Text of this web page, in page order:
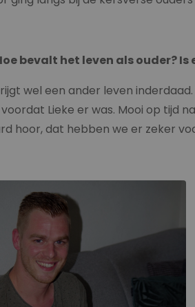
bevalt het leven als ouder?
wel een ander leven
Lieke er was. Mooi op tijd
hoor, dat hebben we er zeker